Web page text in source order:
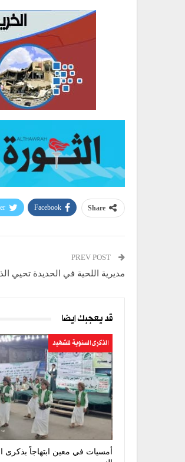
Share
Facebook
مديرية اللحية في الحديدة تحيي
قد يعجبك ايضا
الذكرى السنوية للشهيد
أمسيات في معين ابتهاجاً بذكرى